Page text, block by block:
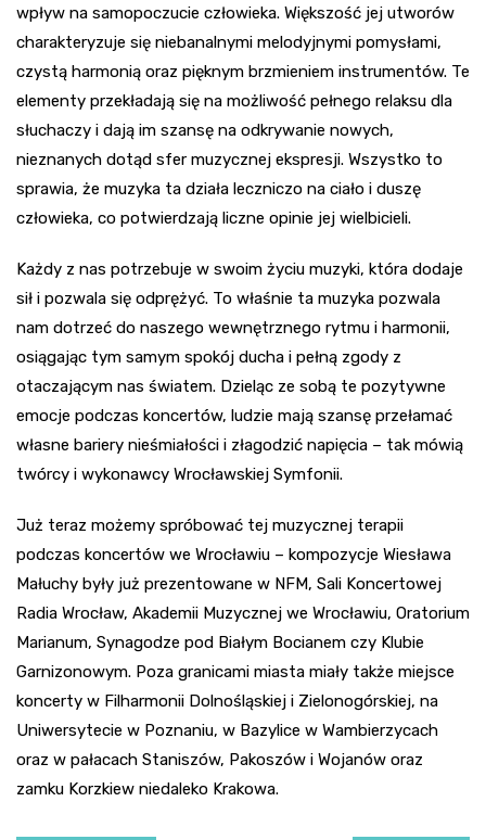
wpływ na samopoczucie człowieka. Większość jej utworów
charakteryzuje się niebanalnymi melodyjnymi pomysłami,
czystą harmonią oraz pięknym brzmieniem instrumentów. Te
elementy przekładają się na możliwość pełnego relaksu dla
słuchaczy i dają im szansę na odkrywanie nowych,
nieznanych dotąd sfer muzycznej ekspresji. Wszystko to
sprawia, że muzyka ta działa leczniczo na ciało i duszę
człowieka, co potwierdzają liczne opinie jej wielbicieli.
Każdy z nas potrzebuje w swoim życiu muzyki, która dodaje
sił i pozwala się odprężyć. To właśnie ta muzyka pozwala
nam dotrzeć do naszego wewnętrznego rytmu i harmonii,
osiągając tym samym spokój ducha i pełną zgody z
otaczającym nas światem. Dzieląc ze sobą te pozytywne
emocje podczas koncertów, ludzie mają szansę przełamać
własne bariery nieśmiałości i złagodzić napięcia – tak mówią
twórcy i wykonawcy Wrocławskiej Symfonii.
Już teraz możemy spróbować tej muzycznej terapii
podczas koncertów we Wrocławiu – kompozycje Wiesława
Małuchy były już prezentowane w NFM, Sali Koncertowej
Radia Wrocław, Akademii Muzycznej we Wrocławiu, Oratorium
Marianum, Synagodze pod Białym Bocianem czy Klubie
Garnizonowym. Poza granicami miasta miały także miejsce
koncerty w Filharmonii Dolnośląskiej i Zielonogórskiej, na
Uniwersytecie w Poznaniu, w Bazylice w Wambierzycach
oraz w pałacach Staniszów, Pakoszów i Wojanów oraz
zamku Korzkiew niedaleko Krakowa.